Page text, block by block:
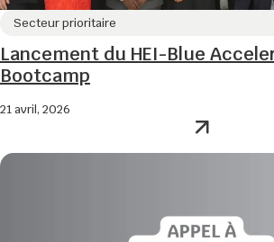
Secteur prioritaire
Lancement du HEI-Blue
Bootcamp
21 avril, 2026